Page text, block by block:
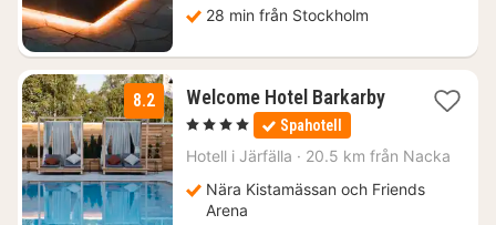
28 min från Stockholm
8.2 Welcome Hotel Barkarby3
920
, 4 Stjärnor Spahotell
Hotell i Järfälla · 20.5 km från Nacka
Nära Kistamässan och Friends
Arena